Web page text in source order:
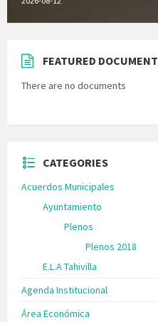
FEATURED DOCUMENT
There are no documents
CATEGORIES
Acuerdos Municipales
Ayuntamiento
Plenos
Plenos 2018
E.L.A Tahivilla
Agenda Institucional
Área Económica